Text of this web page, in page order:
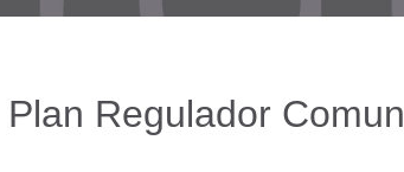
Plan Regulador